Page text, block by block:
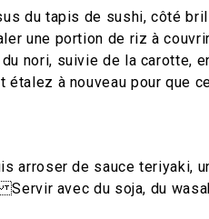
du tapis de sushi, côté
une portion de riz à
nori, suivie de la carotte,
étalez à nouveau pour que
arroser de sauce teriyaki,
avec du soja, du